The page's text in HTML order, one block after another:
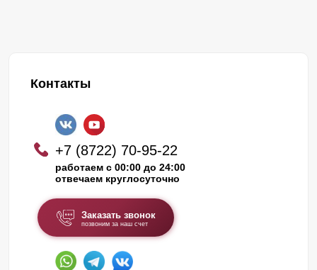
Контакты
+7 (8722) 70-95-22
работаем с 00:00 до 24:00
отвечаем круглосуточно
Заказать звонок
позвоним за наш счет